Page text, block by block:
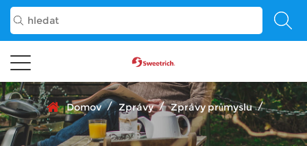
Domov / Zprávy / Zprávy průmyslu /